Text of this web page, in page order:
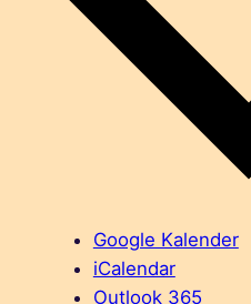
Google Kalender
iCalendar
Outlook 365